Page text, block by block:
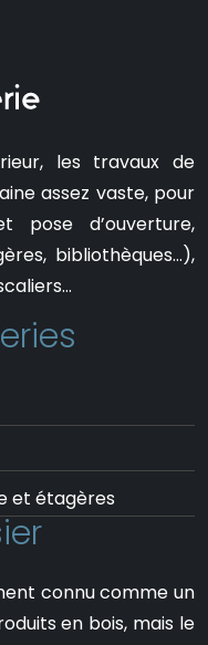
les travaux de
assez vaste, pour
d’ouverture,
bibliothèques…),
et étagères
connu comme un
en bois, mais le